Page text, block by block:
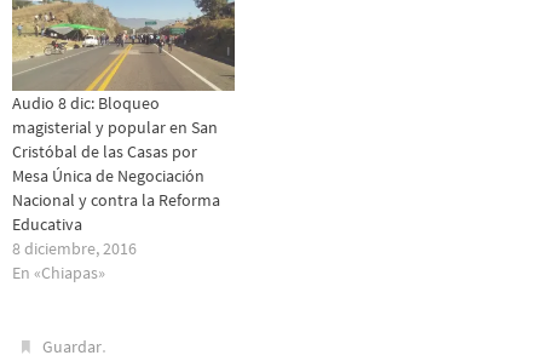
Audio 8 dic: Bloqueo
magisterial y popular en San
Cristóbal de las Casas por
Mesa Única de Negociación
Nacional y contra la Reforma
Educativa
8 diciembre, 2016
En «Chiapas»
Guardar.